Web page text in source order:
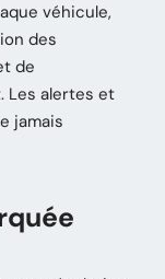
véhicule,
des
de
Les alertes et
jamais